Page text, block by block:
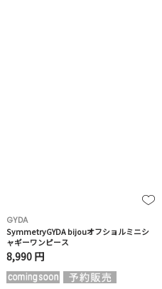
GYDA
SymmetryGYDA bijouオフショルミニシ
ャギーワンピース
8,990 円